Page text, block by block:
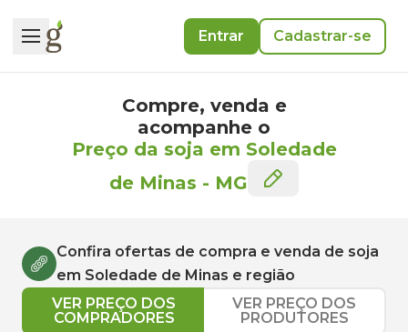
Entrar Cadastrar-se
Compre, venda e
acompanhe o
Preço da soja em Soledade
de Minas - MG
Confira ofertas de compra e venda de soja
em Soledade de Minas e região
VER PREÇO DOS
COMPRADORES
VER PREÇO DOS
PRODUTORES